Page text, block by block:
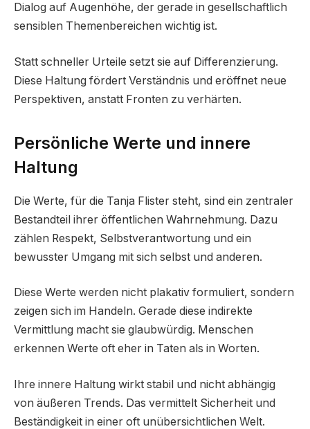
Dialog auf Augenhöhe, der gerade in gesellschaftlich
sensiblen Themenbereichen wichtig ist.
Statt schneller Urteile setzt sie auf Differenzierung.
Diese Haltung fördert Verständnis und eröffnet neue
Perspektiven, anstatt Fronten zu verhärten.
Persönliche Werte und innere
Haltung
Die Werte, für die Tanja Flister steht, sind ein zentraler
Bestandteil ihrer öffentlichen Wahrnehmung. Dazu
zählen Respekt, Selbstverantwortung und ein
bewusster Umgang mit sich selbst und anderen.
Diese Werte werden nicht plakativ formuliert, sondern
zeigen sich im Handeln. Gerade diese indirekte
Vermittlung macht sie glaubwürdig. Menschen
erkennen Werte oft eher in Taten als in Worten.
Ihre innere Haltung wirkt stabil und nicht abhängig
von äußeren Trends. Das vermittelt Sicherheit und
Beständigkeit in einer oft unübersichtlichen Welt.